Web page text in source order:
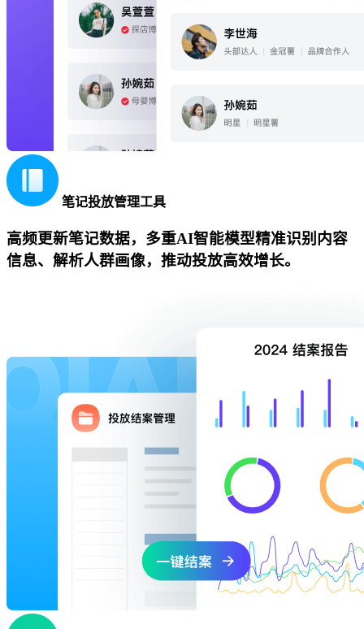
笔记投放管理工具
高频更新笔记数据，多重AI智能模型精准识别内容
信息、解析人群画像，推动投放高效增长。